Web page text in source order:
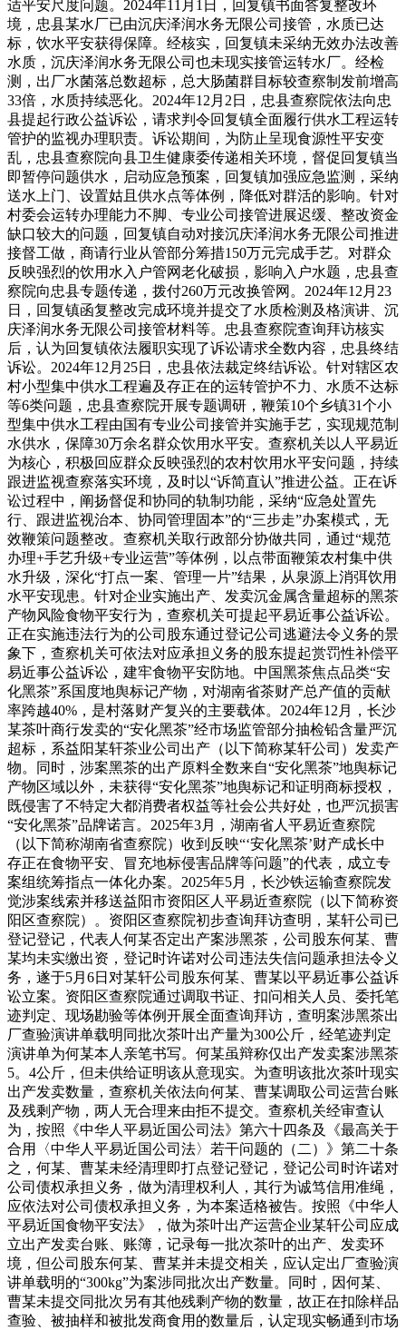
适平安尺度问题。2024年11月1日，回复镇书面答复整改环
境，忠县某水厂已由沉庆泽润水务无限公司接管，水质已达
标，饮水平安获得保障。经核实，回复镇未采纳无效办法改善
水质，沉庆泽润水务无限公司也未现实接管运转水厂。经检
测，出厂水菌落总数超标，总大肠菌群目标较查察制发前增高
33倍，水质持续恶化。2024年12月2日，忠县查察院依法向忠
县提起行政公益诉讼，请求判令回复镇全面履行供水工程运转
管护的监视办理职责。诉讼期间，为防止呈现食源性平安变
乱，忠县查察院向县卫生健康委传递相关环境，督促回复镇当
即暂停问题供水，启动应急预案，回复镇加强应急监测，采纳
送水上门、设置姑且供水点等体例，降低对群活的影响。针对
村委会运转办理能力不脚、专业公司接管进展迟缓、整改资金
缺口较大的问题，回复镇自动对接沉庆泽润水务无限公司推进
接督工做，商请行业从管部分筹措150万元完成手艺。对群众
反映强烈的饮用水入户管网老化破损，影响入户水题，忠县查
察院向忠县专题传递，拨付260万元改换管网。2024年12月23
日，回复镇函复整改完成环境并提交了水质检测及格演讲、沉
庆泽润水务无限公司接管材料等。忠县查察院查询拜访核实
后，认为回复镇依法履职实现了诉讼请求全数内容，忠县终结
诉讼。2024年12月25日，忠县依法裁定终结诉讼。针对辖区农
村小型集中供水工程遍及存正在的运转管护不力、水质不达标
等6类问题，忠县查察院开展专题调研，鞭策10个乡镇31个小
型集中供水工程由国有专业公司接管并实施手艺，实现规范制
水供水，保障30万余名群众饮用水平安。查察机关以人平易近
为核心，积极回应群众反映强烈的农村饮用水平安问题，持续
跟进监视查察落实环境，及时以“诉简直认”推进公益。正在诉
讼过程中，阐扬督促和协同的轨制功能，采纳“应急处置先
行、跟进监视治本、协同管理固本”的“三步走”办案模式，无
效鞭策问题整改。查察机关取行政部分协做共同，通过“规范
办理+手艺升级+专业运营”等体例，以点带面鞭策农村集中供
水升级，深化“打点一案、管理一片”结果，从泉源上消弭饮用
水平安现患。针对企业实施出产、发卖沉金属含量超标的黑茶
产物风险食物平安行为，查察机关可提起平易近事公益诉讼。
正在实施违法行为的公司股东通过登记公司逃避法令义务的景
象下，查察机关可依法对应承担义务的股东提起赏罚性补偿平
易近事公益诉讼，建牢食物平安防地。中国黑茶焦点品类“安
化黑茶”系国度地舆标记产物，对湖南省茶财产总产值的贡献
率跨越40%，是村落财产复兴的主要载体。2024年12月，长沙
某茶叶商行发卖的“安化黑茶”经市场监管部分抽检铅含量严沉
超标，系益阳某轩茶业公司出产（以下简称某轩公司）发卖产
物。同时，涉案黑茶的出产原料全数来自“安化黑茶”地舆标记
产物区域以外，未获得“安化黑茶”地舆标记和证明商标授权，
既侵害了不特定大都消费者权益等社会公共好处，也严沉损害
“安化黑茶”品牌诺言。2025年3月，湖南省人平易近查察院
（以下简称湖南省查察院）收到反映“‘安化黑茶’财产成长中
存正在食物平安、冒充地标侵害品牌等问题”的代表，成立专
案组统筹指点一体化办案。2025年5月，长沙铁运输查察院发
觉涉案线索并移送益阳市资阳区人平易近查察院（以下简称资
阳区查察院）。资阳区查察院初步查询拜访查明，某轩公司已
登记登记，代表人何某否定出产案涉黑茶，公司股东何某、曹
某均未实缴出资，登记时许诺对公司违法失信问题承担法令义
务，遂于5月6日对某轩公司股东何某、曹某以平易近事公益诉
讼立案。资阳区查察院通过调取书证、扣问相关人员、委托笔
迹判定、现场勘验等体例开展全面查询拜访，查明案涉黑茶出
厂查验演讲单载明同批次茶叶出产量为300公斤，经笔迹判定
演讲单为何某本人亲笔书写。何某虽辩称仅出产发卖案涉黑茶
5。4公斤，但未供给证明该从意现实。为查明该批次茶叶现实
出产发卖数量，查察机关依法向何某、曹某调取公司运营台账
及残剩产物，两人无合理来由拒不提交。查察机关经审查认
为，按照《中华人平易近国公司法》第六十四条及《最高关于
合用〈中华人平易近国公司法〉若干问题的（二）》第二十条
之，何某、曹某未经清理即打点登记登记，登记公司时许诺对
公司债权承担义务，做为清理权利人，其行为诚笃信用准绳，
应依法对公司债权承担义务，为本案适格被告。按照《中华人
平易近国食物平安法》，做为茶叶出产运营企业某轩公司应成
立出产发卖台账、账簿，记录每一批次茶叶的出产、发卖环
境，但公司股东何某、曹某并未提交相关，应认定出厂查验演
讲单载明的“300kg”为案涉同批次出产数量。同时，因何某、
曹某未提交同批次另有其他残剩产物的数量，故正在扣除样品
查验、被抽样和被批发商食用的数量后，认定现实畅通到市场